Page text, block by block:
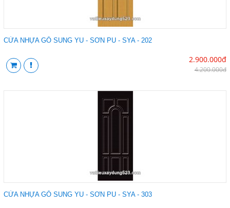
CỬA NHỰA GỖ SUNG YU - SƠN PU - SYA - 202
2.900.000đ
4.200.000đ
CỬA NHỰA GỖ SUNG YU - SƠN PU - SYA - 303